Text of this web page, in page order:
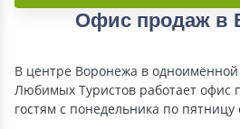
Офис продаж в
В центре Воронежа в одноимённой
Любимых Туристов работает офис
гостям с понедельника по пятницу